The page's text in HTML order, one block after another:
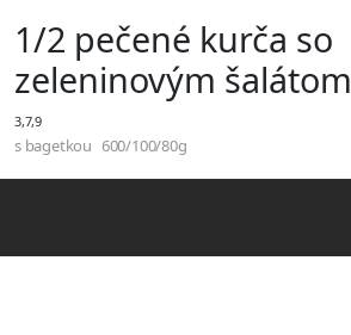
1/2 pečené kurča so
zeleninovým šalátom
3,7,9
s bagetkou 600/100/80g